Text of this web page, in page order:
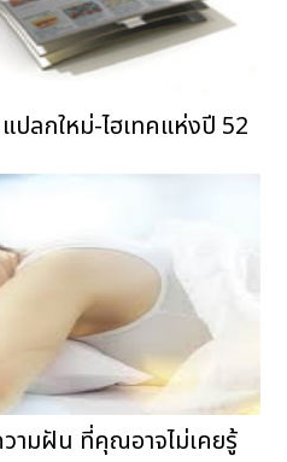
ลกใหม่-ไฮเทคแห่งปี 52
ามฝัน ที่คุณอาจไม่เคยรู้